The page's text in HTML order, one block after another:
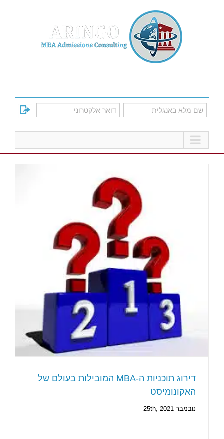
דירוג תוכניות ה-MBA המובילות בעולם של
האקונומיסט
נובמבר 25th, 2021